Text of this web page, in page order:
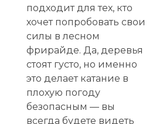
подходит для тех, кто
хочет попробовать свои
силы в лесном
фрирайде. Да, деревья
стоят густо, но именно
это делает катание в
плохую погоду
безопасным — вы
всегда будете видеть